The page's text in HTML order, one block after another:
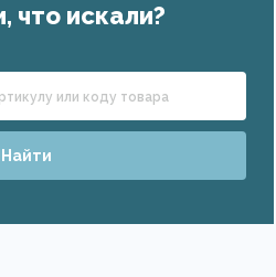
что искали?
Найти